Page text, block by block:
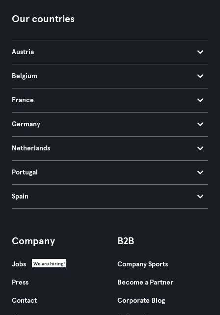
Our countries
Austria
Belgium
France
Germany
Netherlands
Portugal
Spain
Company
Jobs We are hiring!
Press
Contact
B2B
Company Sports
Become a Partner
Corporate Blog